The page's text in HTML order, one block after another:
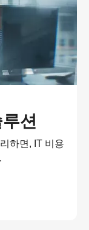
션
하면, IT 비용